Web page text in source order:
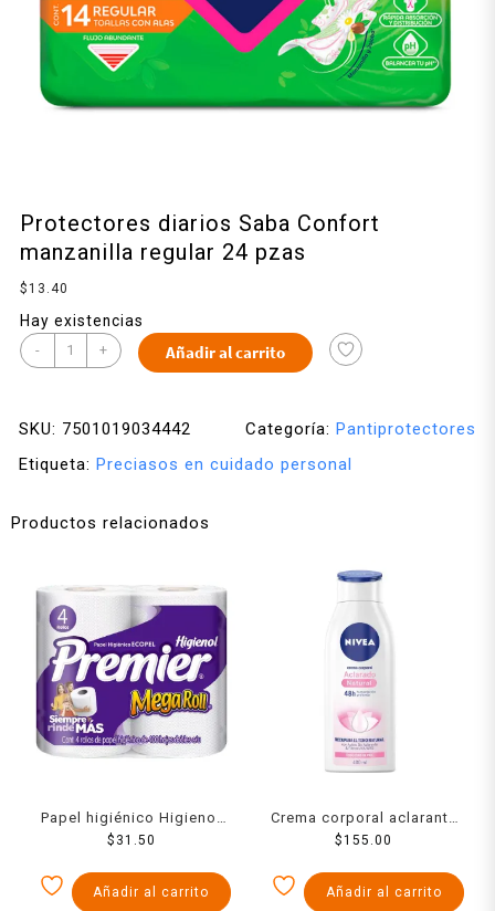
Protectores diarios Saba Confort
manzanilla regular 24 pzas
$ 13.40
Hay existencias
- + Añadir al carrito
SKU: 7501019034442 Categoría: Pantiprotectores
Etiqueta: Preciasos en cuidado personal
Productos relacionados
Papel higiénico Higienol
Premier 4 rollos con 400
$ 31.50
Añadir al carrito
Crema corporal aclarante
NIVEA tono natural 400 ml
$155.00
Añadir al carrito